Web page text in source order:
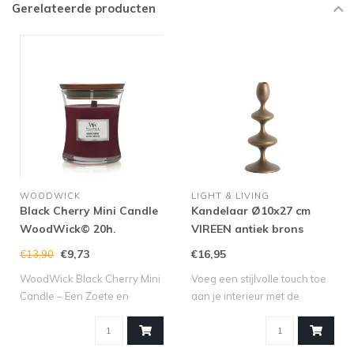
Gerelateerde producten
WOODWICK
Black Cherry Mini Candle
WoodWick© 20h.
€13,90 €9,73
WoodWick Black Cherry Mini
Candle – Een Zoete en
LIGHT & LIVING
Kandelaar Ø10x27 cm
VIREEN antiek brons
€16,95
Voeg een stijlvolle touch toe
aan je interieur met de